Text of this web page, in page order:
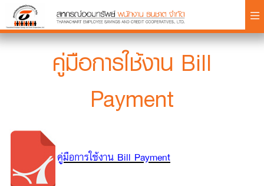
×
คู่มือการใช้งาน Bill
Payment
คู่มือการใช้งาน Bill Payment